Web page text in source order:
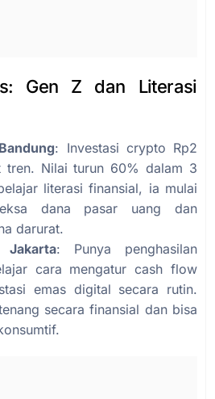
Gen Z dan Literasi
: Investasi crypto Rp2
tren. Nilai turun 60% dalam 3
literasi finansial, ia mulai
dana pasar uang dan
darurat.
: Punya penghasilan
cara mengatur cash flow
emas digital secara rutin.
secara finansial dan bisa